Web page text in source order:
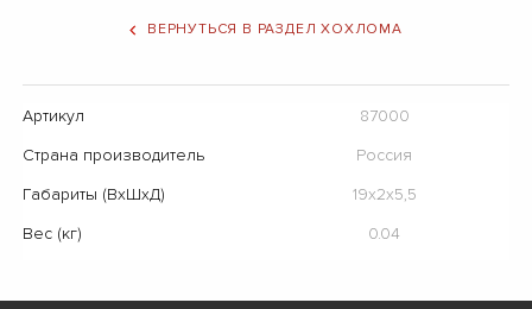
ВЕРНУТЬСЯ В РАЗДЕЛ ХОХЛОМА
Артикул
87000
Страна производитель
Россия
Габариты (ВхШхД)
19х2х5,5
Вес (кг)
0.04